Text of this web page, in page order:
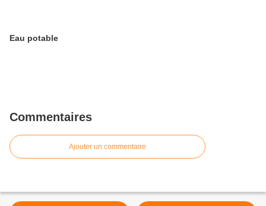
Eau potable
Commentaires
Ajouter un commentaire